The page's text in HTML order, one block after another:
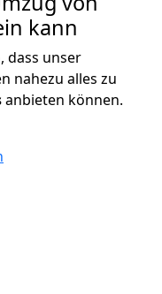
kann
dass unser
nahezu alles zu
anbieten können.